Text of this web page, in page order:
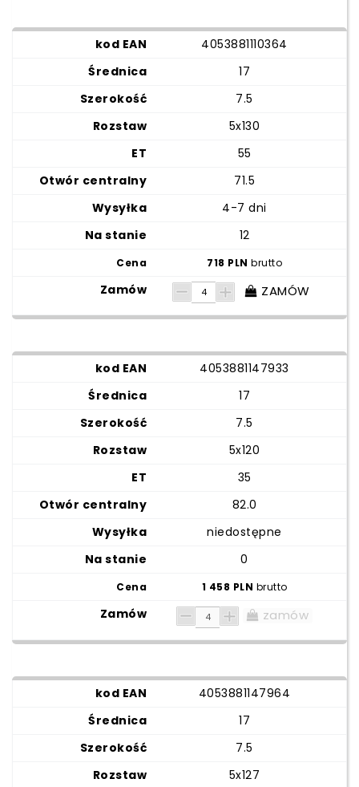
4053881110364
17
7.5
5x130
55
71.5
4-7 dni
12
718 PLNbrutto
ZAMÓW
4053881147933
17
7.5
5x120
35
82.0
niedostępne
0
1 458 PLN brutto
zamów
4053881147964
17
7.5
5x127